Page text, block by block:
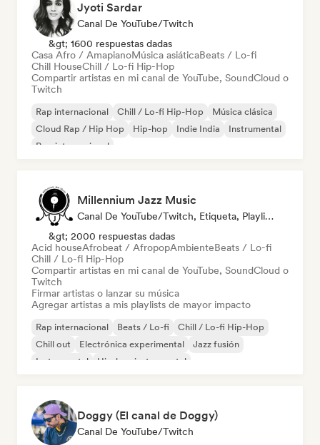
Jyoti Sardar
Canal De YouTube/Twitch
&gt; 1600 respuestas dadas
Casa Afro / AmapianoMúsica asiáticaBeats / Lo-fi
Chill HouseChill / Lo-fi Hip-Hop
Compartir artistas en mi canal de YouTube, SoundCloud o
Twitch
Rap internacional Chill / Lo-fi Hip-Hop
Música clásica
Cloud Rap / Hip Hop
Hip-hop Indie India
Instrumental
Pop internacional
Millennium Jazz Music
Canal De YouTube/Twitch, Etiqueta, Playlist Curator
&gt; 2000 respuestas dadas
Acid houseAfrobeat / AfropopAmbienteBeats / Lo-fi
Chill / Lo-fi Hip-Hop
Compartir artistas en mi canal de YouTube, SoundCloud o
Twitch
Firmar artistas o lanzar su música
Agregar artistas a mis playlists de mayor impacto
Rap internacional Beats / Lo-fi
Chill / Lo-fi Hip-Hop
Chill out
Electrónica experimental
Jazz fusión
Instrumental
Hip-hop instrumental
Doggy (El canal de Doggy)
Canal De YouTube/Twitch